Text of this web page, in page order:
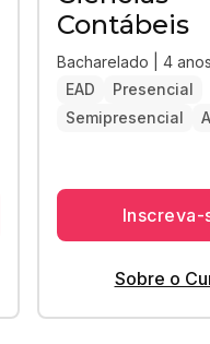
Contábeis
Bacharelado | 4
EAD
Presencial
Semipresencial
Inscreva-
Sobre o